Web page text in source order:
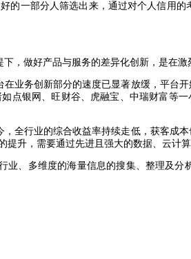
的一部分人筛选出来，通过对个人信用
，做好产品与服务的差异化创新，是在激
业务创新部分的速度已显著放缓，平
点银网、旺财谷、虎融宝、中瑞财富等
全行业的综合收益率持续走低，获客成
升，需要通过先进且强大的数据、云计
、多维度的海量信息的搜集、整理及